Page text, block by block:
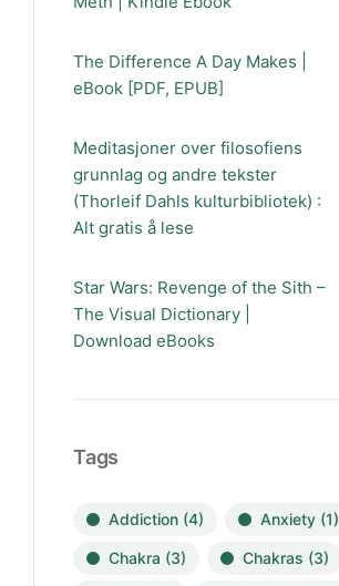
The Difference A Day Makes |
eBook [PDF, EPUB]
Meditasjoner over filosofiens
grunnlag og andre tekster
(Thorleif Dahls kulturbibliotek) :
Alt gratis å lese
Star Wars: Revenge of the Sith –
The Visual Dictionary |
Download eBooks
Tags
Addiction (4) Anxiety (1)
Chakra (3) Chakras (3)